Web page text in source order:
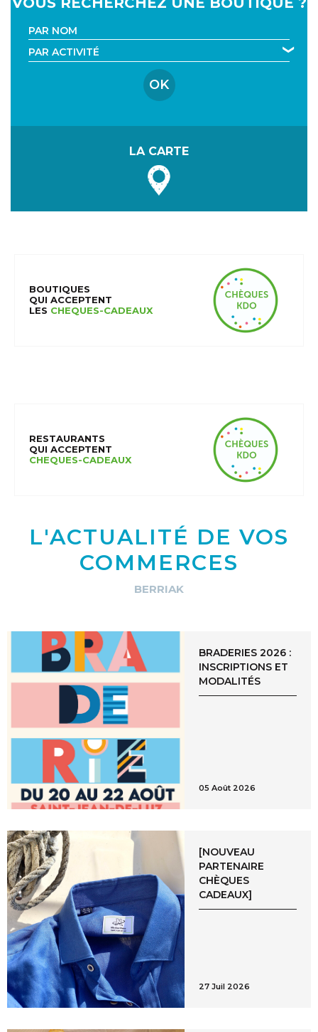
Recherche par nom
Recherche par activité
LA CARTE
BOUTIQUES
QUI ACCEPTENT
LES CHEQUES-CADEAUX
RESTAURANTS
QUI ACCEPTENT
CHEQUES-CADEAUX
L'ACTUALITÉ DE VOS
COMMERCES
BERRIAK
BRADERIES 2026 :
INSCRIPTIONS ET
MODALITÉS
05 Août 2026
[NOUVEAU
PARTENAIRE
CHÈQUES
CADEAUX]
27 Juil 2026